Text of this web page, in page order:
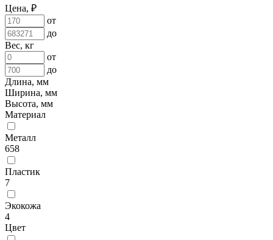
Цена, ₽
от
до
Вес, кг
от
до
Длина, мм
Ширина, мм
Высота, мм
Материал
Металл
658
Пластик
7
Экокожа
4
Цвет